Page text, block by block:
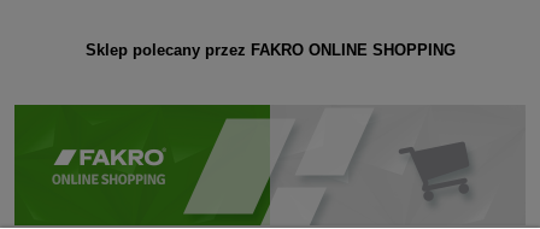
Sklep polecany przez FAKRO ONLINE SHOPPING